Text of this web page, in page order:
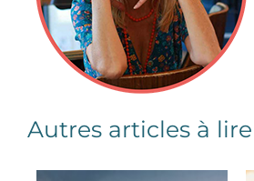
Autres articles à lire